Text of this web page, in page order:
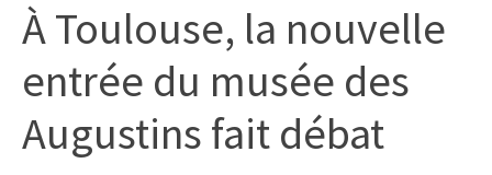
société,
culture,
politique,
faits
divers
À Toulouse, la nouvelle
entrée du musée des
Augustins fait débat